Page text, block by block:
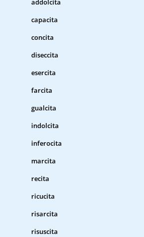
addolcita
capacita
concita
diseccita
esercita
farcita
gualcita
indolcita
inferocita
marcita
recita
ricucita
risarcita
risuscita